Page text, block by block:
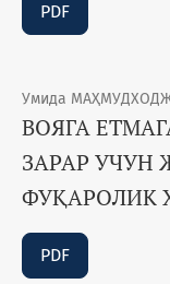
PDF
Умида
ВОЯГА
ЗАРАР УЧУН
ФУҚАРОЛИК
PDF